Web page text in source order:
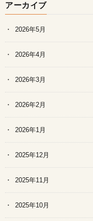
アーカイブ
2026年5月
2026年4月
2026年3月
2026年2月
2026年1月
2025年12月
2025年11月
2025年10月